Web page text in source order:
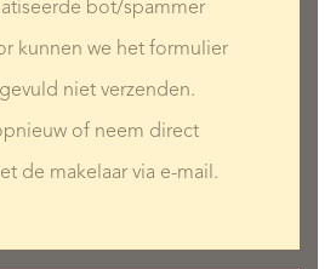
bot/spammer
kunnen we het formulier
niet verzenden.
of neem direct
de makelaar via e-mail.